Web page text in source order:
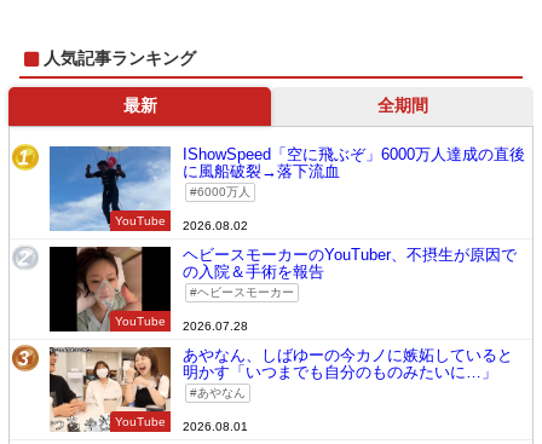
人気記事ランキング
最新 全期間
1
YouTube
IShowSpeed「空に飛ぶぞ」6000万人達成の直後
に風船破裂→落下流血
6000万人
2026.08.02
2
YouTube
ヘビースモーカーのYouTuber、不摂生が原因で
の入院＆手術を報告
ヘビースモーカー
2026.07.28
3
YouTube
あやなん、しばゆーの今カノに嫉妬していると
明かす「いつまでも自分のものみたいに…」
あやなん
2026.08.01